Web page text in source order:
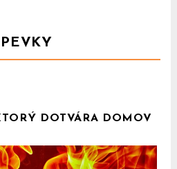
DOTVÁRA DOMOV